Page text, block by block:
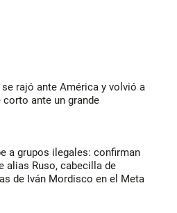
rajó ante América y volvió a
corto ante un grande
a grupos ilegales: confirman
alias Ruso, cabecilla de
de Iván Mordisco en el Meta